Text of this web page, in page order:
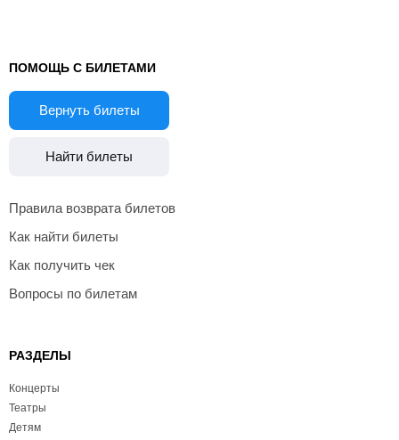
ПОМОЩЬ С БИЛЕТАМИ
Вернуть билеты
Найти билеты
Правила возврата билетов
Как найти билеты
Как получить чек
Вопросы по билетам
РАЗДЕЛЫ
Концерты
Театры
Детям